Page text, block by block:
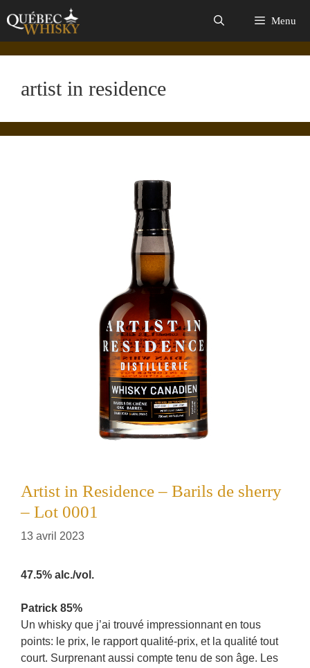
au
contenu
Menu
artist in residence
Artist in Residence – Barils de sherry
– Lot 0001
13 avril 2023
47.5% alc./vol.
Patrick 85%
Un whisky que j’ai trouvé impressionnant en tous
points: le prix, le rapport qualité-prix, et la qualité tout
court. Surprenant aussi compte tenu de son âge. Les